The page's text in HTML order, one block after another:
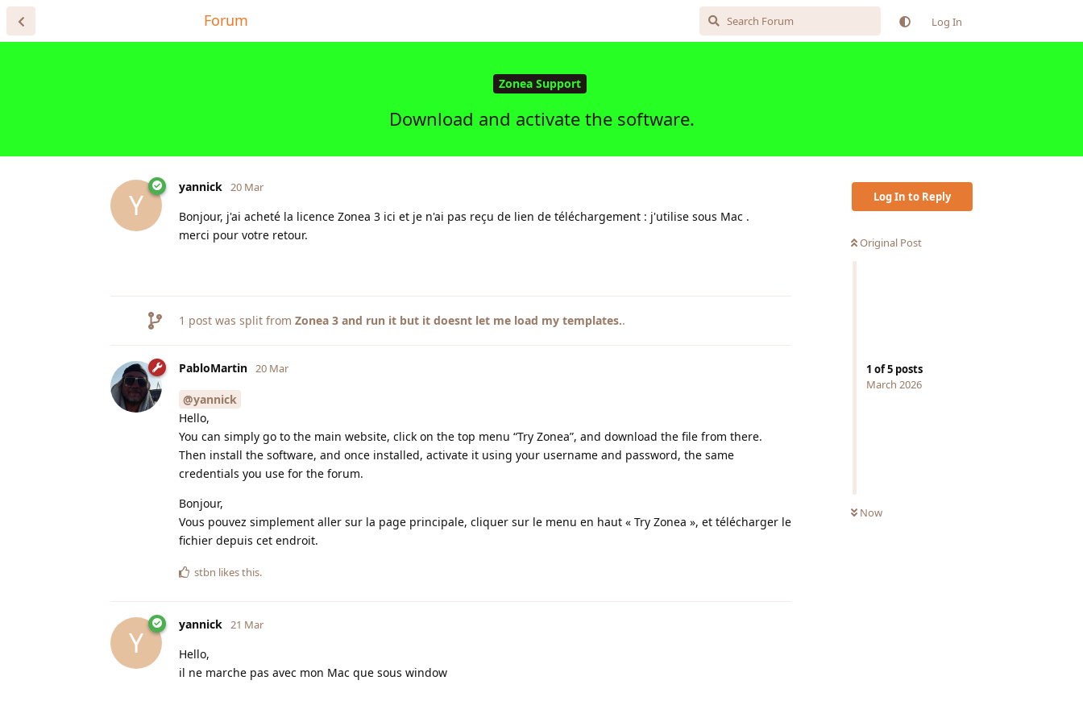
Forum Log In
Zonea Support
Download and activate the software.
Log In to Reply
Original Post
1 of5 posts
March 2026
Now
Y
yannick 20 Mar
Bonjour, j'ai acheté la licence Zonea 3 ici et je n'ai pas reçu de lien de téléchargement : j'utilise sous Mac .
merci pour votre retour.
1 post was split from Zonea 3 and run it but it doesnt let me load my templates..
PabloMartin 20 Mar
@yannick
Hello,
You can simply go to the main website, click on the top menu “Try Zonea”, and download the file from there.
Then install the software, and once installed, activate it using your username and password, the same
credentials you use for the forum.
Bonjour,
Vous pouvez simplement aller sur la page principale, cliquer sur le menu en haut « Try Zonea », et télécharger le
fichier depuis cet endroit.
stbn likes this.
Y
yannick 21 Mar
Hello,
il ne marche pas avec mon Mac que sous window